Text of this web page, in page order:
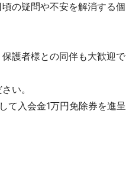
の疑問や不安を解消する個
護者様との同伴も大歓迎で
い。
て入会金1万円免除券を進呈